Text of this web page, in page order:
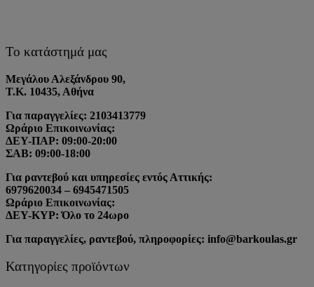
Το κατάστημά μας
Μεγάλου Αλεξάνδρου 90,
Τ.Κ. 10435, Αθήνα
Για παραγγελίες: 2103413779
Ωράριο Επικοινωνίας:
ΔΕΥ-ΠΑΡ: 09:00-20:00
ΣΑΒ: 09:00-18:00
Για ραντεβού και υπηρεσίες εντός Αττικής:
6979620034 – 6945471505
Ωράριο Επικοινωνίας:
ΔΕΥ-ΚΥΡ: Όλο το 24ωρο
Για παραγγελίες, ραντεβού, πληροφορίες: info@barkoulas.gr
Κατηγορίες προϊόντων